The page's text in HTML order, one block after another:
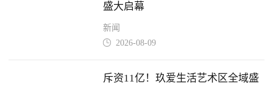
盛大启幕
新闻
 2026-08-09
斥资11亿！玖爱生活艺术区全域盛